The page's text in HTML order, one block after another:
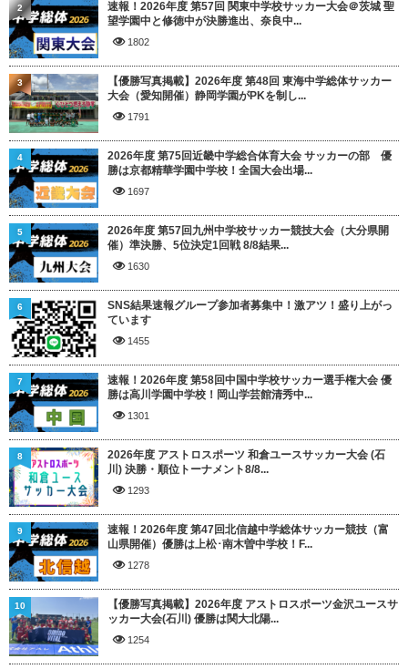
速報！2026年度 第57回 関東中学校サッカー大会＠茨城 聖
望学園中と修徳中が決勝進出、奈良中...
1802
2
【優勝写真掲載】2026年度 第48回 東海中学総体サッカー
大会（愛知開催）静岡学園がPKを制し...
1791
3
2026年度 第75回近畿中学総合体育大会 サッカーの部 優
勝は京都精華学園中学校！全国大会出場...
1697
4
2026年度 第57回九州中学校サッカー競技大会（大分県開
催）準決勝、5位決定1回戦 8/8結果...
1630
5
SNS結果速報グループ参加者募集中！激アツ！盛り上がっ
ています
1455
6
速報！2026年度 第58回中国中学校サッカー選手権大会 優
勝は高川学園中学校！岡山学芸館清秀中...
1301
7
2026年度 アストロスポーツ 和倉ユースサッカー大会 (石
川) 決勝・順位トーナメント8/8...
1293
8
速報！2026年度 第47回北信越中学総体サッカー競技（富
山県開催）優勝は上松･南木曽中学校！F...
1278
9
【優勝写真掲載】2026年度 アストロスポーツ金沢ユースサ
ッカー大会(石川) 優勝は関大北陽...
1254
10